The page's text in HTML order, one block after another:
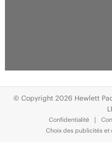
© Copyright 2026 Hewlett
Confidentialité
Choix des publicités et